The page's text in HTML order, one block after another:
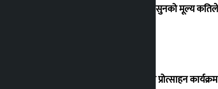
शुक्रबार सुनको मूल्य
‘करदाता प्रोत्साहन